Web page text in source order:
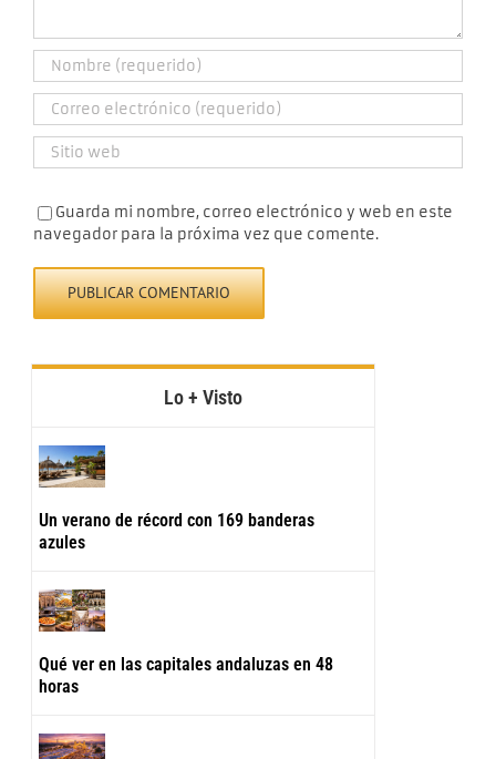
Guarda mi nombre, correo electrónico y web en este
navegador para la próxima vez que comente.
Lo + Visto
Un verano de récord con 169 banderas
azules
Qué ver en las capitales andaluzas en 48
horas